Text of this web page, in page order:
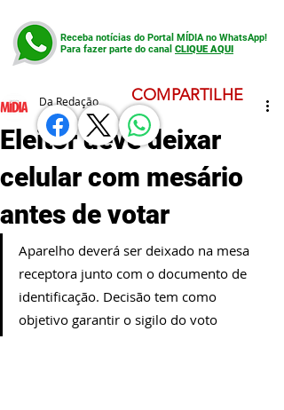
Receba notícias do Portal MÍDIA no WhatsApp!
Para fazer parte do canal CLIQUE AQUI
Eleitor deve deixar
celular com mesário
antes de votar
Da Redação
Aparelho deverá ser deixado na mesa
receptora junto com o documento de
identificação. Decisão tem como
objetivo garantir o sigilo do voto
COMPARTILHE